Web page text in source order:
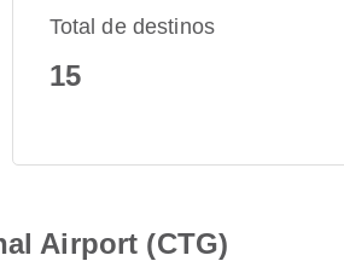
Total de destinos
15
Airport (CTG)